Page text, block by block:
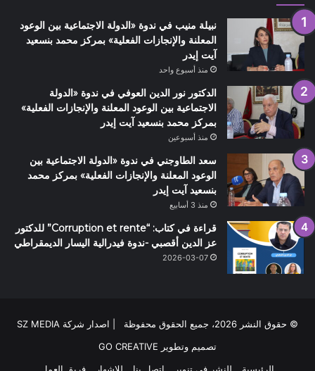
نبيلة منيب في ندوة «الدولة الاجتماعية بين الوعود
المعلنة والإنجازات الفعلية» بمركز محمد بنسعيد
آيت إيدر
منذ أسبوع واحد
الدكتور نور الدين العوفي في ندوة «الدولة
الاجتماعية بين الوعود المعلنة والإنجازات الفعلية»
بمركز محمد بنسعيد آيت إيدر
منذ أسبوعين
سعد الطاوجني في ندوة «الدولة الاجتماعية بين
الوعود المعلنة والإنجازات الفعلية» بمركز محمد
بنسعيد آيت إيدر
منذ 3 أسابيع
قراءة في كتاب: “Corruption et rente” للدكتور
عز الدين أقصبي -ندوة فيدرالية اليسار الديمقراطي
2026-03-07
© حقوق النشر 2026، جميع الحقوق محفوظة | اصدار شركة SZ MEDIA
تصميم وتطوير GO CREATIVE